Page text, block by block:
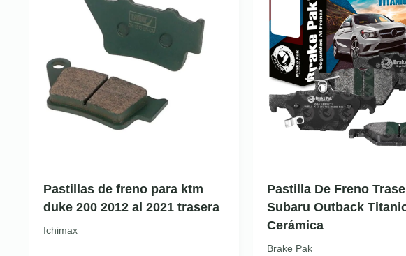
Pastillas de freno para ktm
duke 200 2012 al 2021 trasera
Ichimax
Pastilla De Freno
Subaru Outback
Cerámica
Brake Pak